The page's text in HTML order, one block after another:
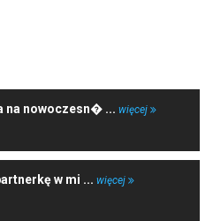
na nowoczesn� ... więcej
w mi ... więcej